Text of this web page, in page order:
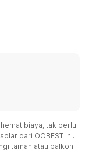
biaya, tak perlu
dari OOBEST ini.
taman atau balkon